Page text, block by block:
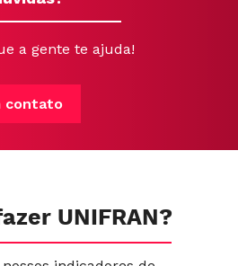
a gente te ajuda!
contato
UNIFRAN?